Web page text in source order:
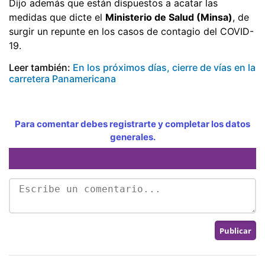
Dijo además que están dispuestos a acatar las
medidas que dicte el Ministerio de Salud (Minsa), de
surgir un repunte en los casos de contagio del COVID-
19.
Leer también: En los próximos días, cierre de vías en la
carretera Panamericana
Para comentar debes registrarte y completar los datos
generales.